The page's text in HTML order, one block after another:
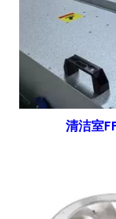
清洁室